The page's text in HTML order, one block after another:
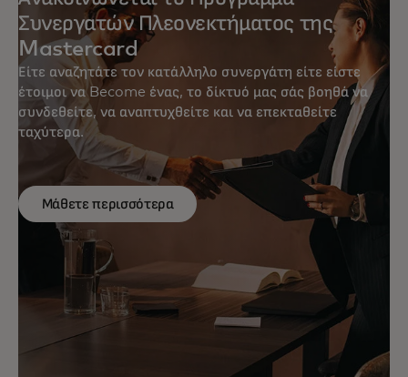
Συνεργατών Πλεονεκτήματος της
Mastercard
Είτε αναζητάτε τον κατάλληλο συνεργάτη είτε είστε
έτοιμοι να Become ένας, το δίκτυό μας σάς βοηθά να
συνδεθείτε, να αναπτυχθείτε και να επεκταθείτε
ταχύτερα.
Μάθετε περισσότερα